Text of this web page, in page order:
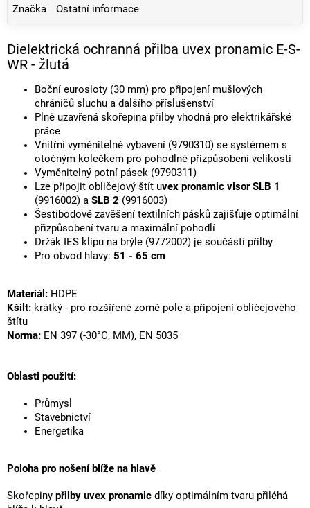
Značka Ostatní informace
Dielektrická ochranná přilba uvex pronamic E-S-
WR - žlutá
Boční eurosloty (30 mm) pro připojení mušlových
chráničů sluchu a dalšího příslušenství
Plně uzavřená skořepina přilby vhodná pro elektrikářské
práce
Vnitřní vyměnitelné vybavení (9790310) se systémem s
otočným kolečkem pro pohodlné přizpůsobení velikosti
Vyměnitelný potní pásek (9790311)
Lze připojit obličejový štít uvex pronamic visor SLB 1
(9916002) a SLB 2 (9916003)
Šestibodové zavěšení textilních pásků zajišťuje optimální
přizpůsobení tvaru a maximální pohodlí
Držák IES klipu na brýle (9772002) je součástí přilby
Pro obvod hlavy: 51 - 65 cm
Materiál: HDPE
Kšilt: krátký - pro rozšířené zorné pole a připojení obličejového
štítu
Norma: EN 397 (-30°C, MM), EN 5035
Oblasti použití:
Průmysl
Stavebnictví
Energetika
Poloha pro nošení blíže na hlavě
Skořepiny přilby uvex pronamic díky optimálním tvaru přiléhá